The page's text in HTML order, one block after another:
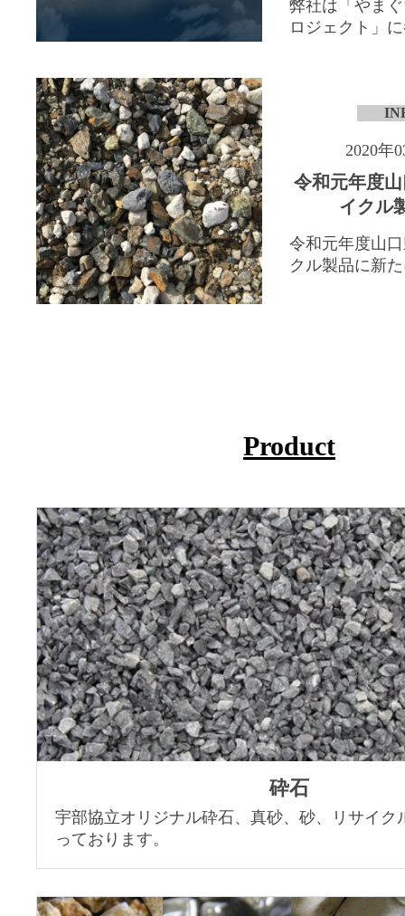
弊社は「やま
ロジェクト」
2020年
令和元年度
イクル
令和元年度山
クル製品に新
Product
砕石
宇部協立オリジナル砕石、真砂、砂、リサイク
っております。